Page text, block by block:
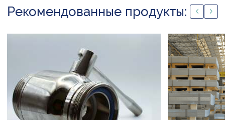
Рекомендованные продукты: